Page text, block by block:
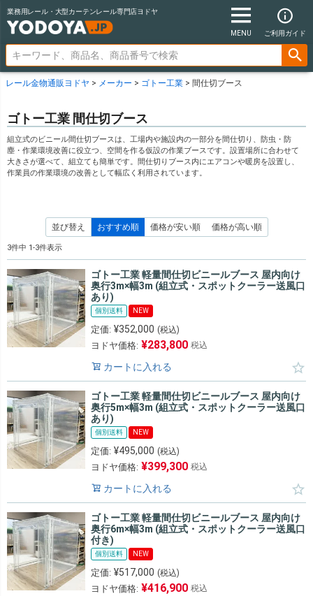
業務用レール・大型カーテンレール専門店ヨドヤ
MENU ご利用ガイド
レール金物通販ヨドヤ メーカー ゴトー工業 間仕切ブース
ゴトー工業 間仕切ブース
組立式のビニール間仕切ブースは、工場内や施設内の一部分を間仕切り、防虫・防
塵・作業環境改善に役立つ、空間を作る仮設の作業ブースです。設置場所に合わせて
大きさが選べて、組立ても簡単です。間仕切りブース内にエアコンや暖房を設置し、
作業員の作業環境の改善として幅広く利用されています。
並び替え おすすめ順 価格が安い順 価格が高い順
3件中 1-3件表示
ゴトー工業 軽量間仕切ビニールブース 屋内向け
奥行3m×幅3m (組立式・スポットクーラー送風口
あり)
個別送料 NEW
定価: ¥352,000 (税込)
ヨドヤ価格: ¥283,800 税込
カートに入れる
ゴトー工業 軽量間仕切ビニールブース 屋内向け
奥行5m×幅3m (組立式・スポットクーラー送風口
あり)
個別送料 NEW
定価: ¥495,000 (税込)
ヨドヤ価格: ¥399,300 税込
カートに入れる
ゴトー工業 軽量間仕切ビニールブース 屋内向け
奥行6m×幅3m (組立式・スポットクーラー送風口
付き)
個別送料 NEW
定価: ¥517,000 (税込)
ヨドヤ価格: ¥416,900 税込